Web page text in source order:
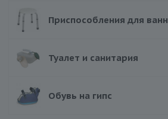
Приспособления для ванн
Туалет и санитария
Обувь на гипс